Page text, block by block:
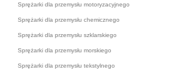
Sprężarki dla przemysłu motoryzacyjnego
Sprężarki dla przemysłu chemicznego
Sprężarki dla przemysłu szklarskiego
Sprężarki dla przemysłu morskiego
Sprężarki dla przemysłu tekstylnego